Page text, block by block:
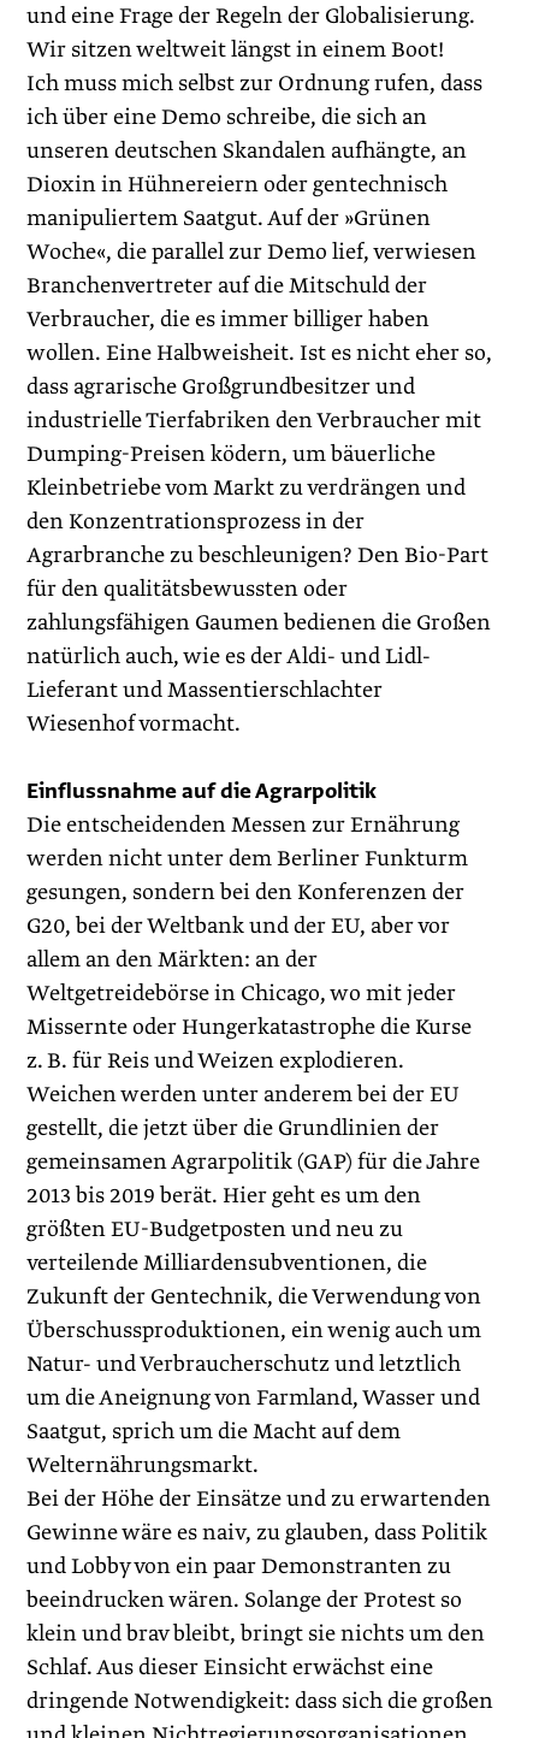
und eine Frage der Regeln der Globalisierung.
Wir sitzen weltweit längst in einem Boot!
Ich muss mich selbst zur Ordnung rufen, dass
ich über eine Demo schreibe, die sich an
unseren deutschen Skandalen aufhängte, an
Dioxin in Hühnereiern oder gentechnisch
manipuliertem Saatgut. Auf der »Grünen
Woche«, die parallel zur Demo lief, verwiesen
Branchenvertreter auf die Mitschuld der
Verbraucher, die es immer billiger haben
wollen. Eine Halbweisheit. Ist es nicht eher so,
dass agrarische Großgrundbesitzer und
industrielle Tierfabriken den Verbraucher mit
Dumping-Preisen ködern, um bäuerliche
Kleinbetriebe vom Markt zu verdrängen und
den Konzen­trationsprozess in der
Agrarbranche zu beschleunigen? Den Bio-Part
für den qualitätsbewussten oder
zahlungsfähigen Gaumen bedienen die Großen
natürlich auch, wie es der Aldi- und Lidl-
Lieferant und Massentierschlachter
Wiesenhof vormacht.
Einflussnahme auf die Agrarpolitik
Die entscheidenden Messen zur Ernährung
werden nicht unter dem Berliner Funkturm
gesungen, sondern bei den Konferenzen der
G20, bei der Weltbank und der EU, aber vor
allem an den Märkten: an der
Weltgetreidebörse in Chicago, wo mit jeder
Missernte oder Hungerkatastrophe die Kurse
z. B. für Reis und Weizen explodieren.
Weichen werden unter anderem bei der EU
gestellt, die jetzt über die Grundlinien der
gemeinsamen Agrarpolitik (GAP) für die Jahre
2013 bis 2019 berät. Hier geht es um den
größten EU-Budgetposten und neu zu
verteilende Milliardensubventionen, die
Zukunft der Gentechnik, die Verwendung von
Überschussproduktionen, ein wenig auch um
Natur- und Verbraucherschutz und letztlich
um die Aneignung von Farmland, Wasser und
Saatgut, sprich um die Macht auf dem
Welternährungsmarkt.
Bei der Höhe der Einsätze und zu erwartenden
Gewinne wäre es naiv, zu glauben, dass Politik
und Lobby von ein paar Demonstranten zu
beeindrucken wären. Solange der Protest so
klein und brav bleibt, bringt sie nichts um den
Schlaf. Aus dieser Einsicht erwächst eine
dringende Notwendigkeit: dass sich die großen